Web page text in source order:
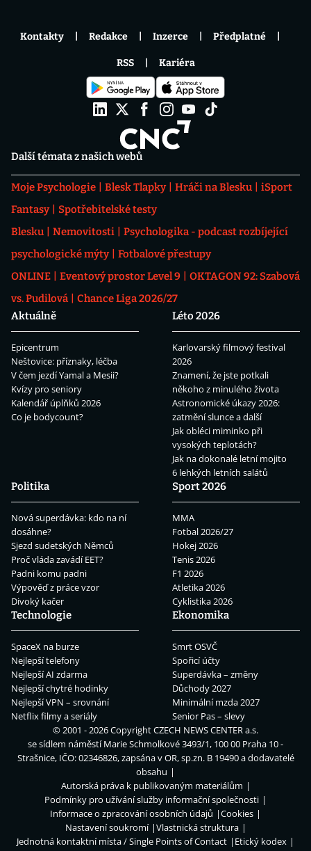
Další témata z našich webů
Moje Psychologie Blesk Tlapky Hráči na Blesku
iSport
Fantasy
Spotřebitelské testy
Blesku
Nemovitosti
Psychologika - podcast rozbíjející
psychologické mýty
Fotbalové přestupy
ONLINE
Eventový prostor Level 9
OKTAGON 92: Szabová
vs. Pudilová
Chance Liga 2026/27
Aktuálně
Epicentrum
Neštovice: příznaky, léčba
V čem jezdí Yamal a Mesii?
Kvízy pro seniory
Kalendář úplňků 2026
Co je bodycount?
Léto 2026
Karlovarský filmový festival
2026
Znamení, že jste potkali
někoho z minulého života
Astronomické úkazy 2026:
zatmění slunce a další
Jak obléci miminko při
vysokých teplotách?
Jak na dokonalé letní mojito
6 lehkých letních salátů
Politika
Nová superdávka: kdo na ní
dosáhne?
Sjezd sudetských Němců
Proč vláda zavádí EET?
Padni komu padni
Výpověď z práce vzor
Divoký kačer
Sport 2026
MMA
Fotbal 2026/27
Hokej 2026
Tenis 2026
F1 2026
Atletika 2026
Cyklistika 2026
Technologie
SpaceX na burze
Nejlepší telefony
Nejlepší AI zdarma
Nejlepší chytré hodinky
Nejlepší VPN – srovnání
Netflix filmy a seriály
Ekonomika
Smrt OSVČ
Spořicí účty
Superdávka – změny
Důchody 2027
Minimální mzda 2027
Senior Pas – slevy
Kontakty Redakce Inzerce Předplatné
RSS Kariéra
© 2001 - 2026 CopyrightCZECH NEWS CENTER a.s.
se sídlem náměstí Marie Schmolkové 3493/1, 100 00 Praha 10 -
Strašnice, IČO: 02346826, zapsána v OR, sp.zn. B 19490 a dodavatelé
obsahu
Autorská práva k publikovaným materiálům
Podmínky pro užívání služby informační společnosti
Informace o zpracování osobních údajů
Cookies
Nastavení soukromí
Vlastnická struktura
Jednotná kontaktní místa / Single Points of Contact
Etický kodex